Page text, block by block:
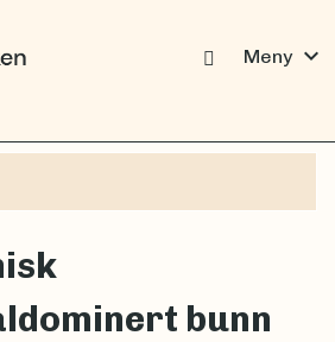
Meny expand_more
bunn